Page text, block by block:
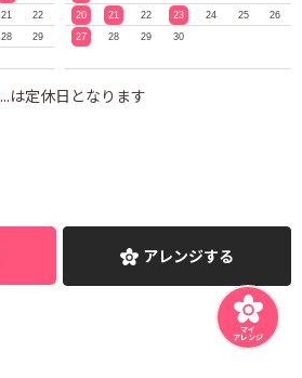
21
22
28
29
20
21 22 23 24 25
26
27
28 29 30
...は定休日となります
アレンジする
マイ
アレンジ